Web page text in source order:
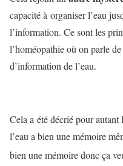
capacité à organiser l’eau
l’information. Ce sont les
l’homéopathie où on parle
d’information de l’eau.
Cela a été décrié pour autant
l’eau a bien une mémoire
bien une mémoire donc ça